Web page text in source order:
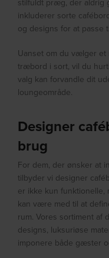
stilfuldt præg, der aldrig
inkluderer sorte
og designs for at passe
Uanset om du vælger et
træbord i sort, vil du
valg kan forvandle dit
loungeområde.
Designer
brug
For dem, der ønsker at
tilbyder vi designer
er ikke kun
kan være med til at
rum. Vores sortiment af
designs, luksuriøse
imponere både gæster